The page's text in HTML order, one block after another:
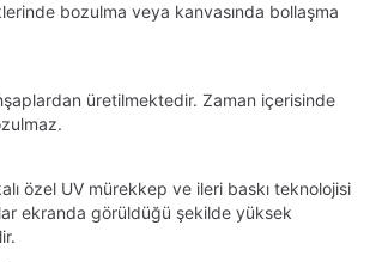
bozulma veya kanvasında bollaşma
üretilmektedir. Zaman içerisinde
özel UV mürekkep ve ileri baskı teknolojisi
ekranda görüldüğü şekilde yüksek